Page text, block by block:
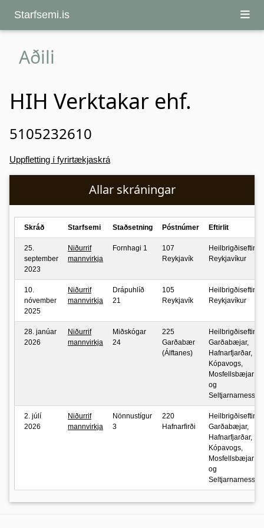
Starfsemi.is
Aðili
HIH Verktakar ehf.
5105232610
Uppfletting í fyrirtækjaskrá
Allar skráningar
Skráð Starfsemi Staðsetning Póstnúmer Eftirlit
25.
september
2023
Niðurrif
mannvirkja
Fornhagi 1
107
Reykjavík
Heilbrigðiseftirlit
Reykjavíkur
10.
nóvember
2025
Niðurrif
mannvirkja
Drápuhlíð
21
105
Reykjavík
Heilbrigðiseftirlit
Reykjavíkur
28. janúar
2026
Niðurrif
mannvirkja
Miðskógar
24
225
Garðabær
(Álftanes)
Heilbrigðiseftirlit
Garðabæjar,
Hafnarfjarðar,
Kópavogs,
Mosfellsbæjar
og
Seltjarnarness
2. júlí
2026
Niðurrif
mannvirkja
Nönnustígur
3
220
Hafnarfirði
Heilbrigðiseftirlit
Garðabæjar,
Hafnarfjarðar,
Kópavogs,
Mosfellsbæjar
og
Seltjarnarness